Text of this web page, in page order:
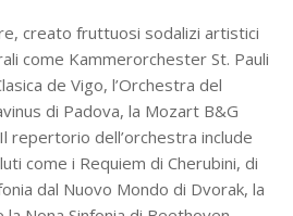
creato fruttuosi sodalizi artistici
come Kammerorchester St. Pauli
de Vigo, l’Orchestra del
di Padova, la Mozart B&G
repertorio dell’orchestra include
come i Requiem di Cherubini, di
dal Nuovo Mondo di Dvorak, la